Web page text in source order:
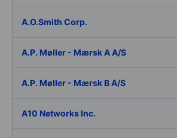
A.O.Smith Corp.
A.P. Møller - Mærsk A A/S
A.P. Møller - Mærsk B A/S
A10 Networks Inc.